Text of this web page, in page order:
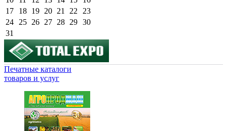
17
18 19 20 21 22
23
24
25 26 27 28 29 30
31
Печатные каталоги
товаров и услуг